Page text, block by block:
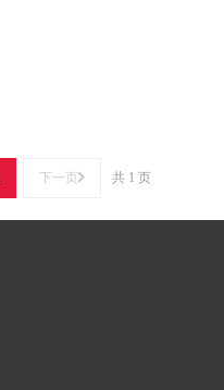
下一页 共 1 页